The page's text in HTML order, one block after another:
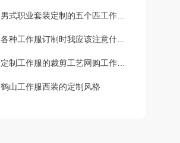
男式职业套装定制的五个匹工作服裙底配点
各种工作服订制时我应该注意什么？
定制工作服的裁剪工艺网购工作服要求
鹤山工作服西装的定制风格